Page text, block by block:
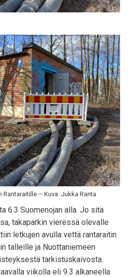
– Kuva: Jukka Ranta
6.3 Suomenojan alla. Jo sitä
takaparkin vieressä olevalle
letkujen avulla vettä rantaraitin
talleille ja Nuottaniemeen
tarkistuskaivosta.
viikolla eli 9.3 alkaneella